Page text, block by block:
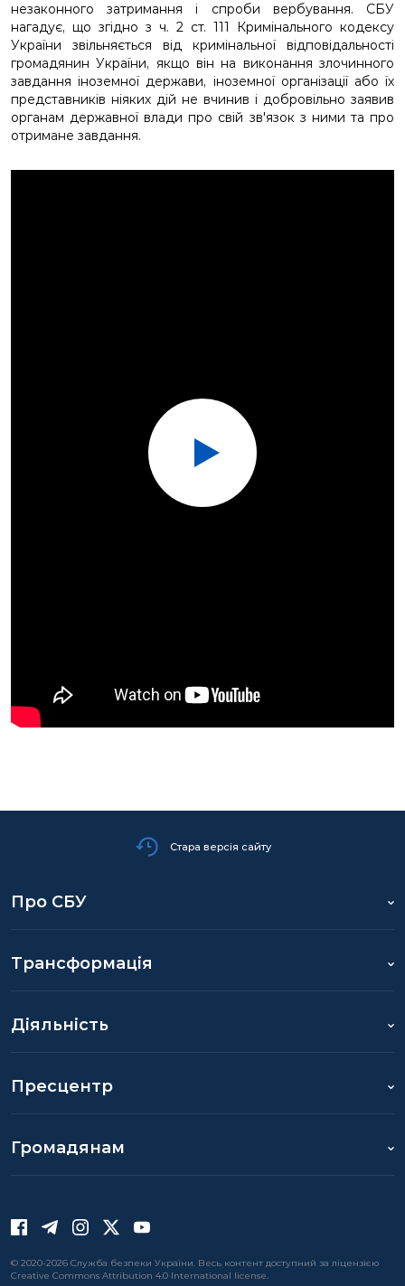
незаконного затримання і спроби вербування. СБУ
нагадує, що згідно з ч. 2 ст. 111 Кримінального кодексу
України звільняється від кримінальної відповідальності
громадянин України, якщо він на виконання злочинного
завдання іноземної держави, іноземної організації або їх
представників ніяких дій не вчинив і добровільно заявив
органам державної влади про свій зв'язок з ними та про
отримане завдання.
Стара версія сайту
Про СБУ
Трансформація
Діяльність
Пресцентр
Громадянам
© 2020-2026 Служба безпеки України. Весь контент доступний за ліцензією
Creative Commons Attribution 4.0 International license.